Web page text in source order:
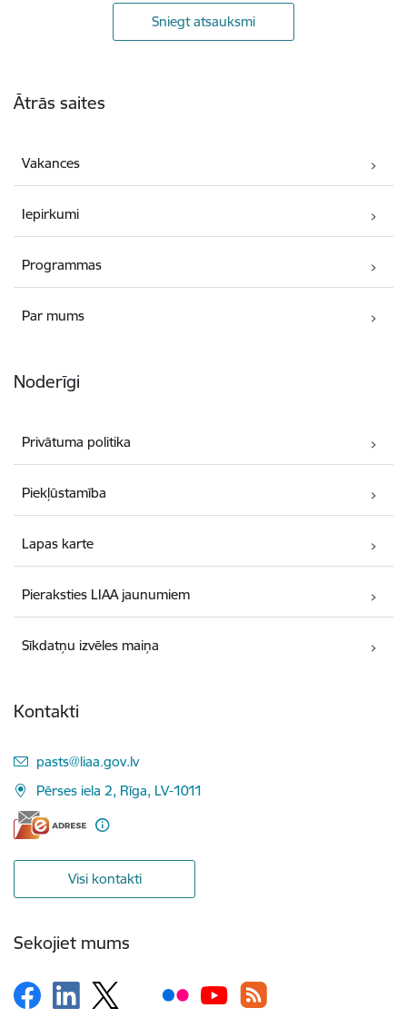
Sniegt atsauksmi
Ātrās saites
Vakances
Iepirkumi
Programmas
Par mums
Noderīgi
Privātuma politika
Piekļūstamība
Lapas karte
Pieraksties LIAA jaunumiem
Sīkdatņu izvēles maiņa
Kontakti
E-pasts:
pasts@liaa.gov.lv
Pērses iela 2, Rīga, LV-1011
Visi kontakti
Sekojiet mums